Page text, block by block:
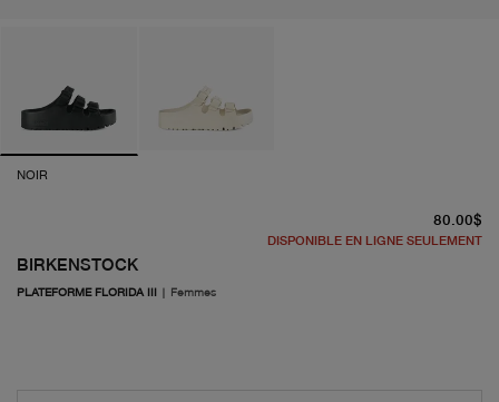
NOIR
BIRKENSTOCK
PLATEFORME FLORIDA III | Femmes
80.00$
DISPONIBLE EN LIGNE SEULEMENT